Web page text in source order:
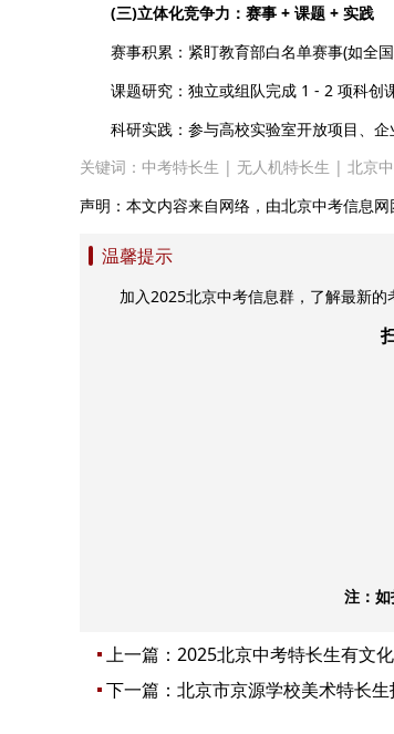
(三)立体化竞争力：赛事 + 课题 + 实践
赛事积累：紧盯教育部白名单赛事(如全国
课题研究：独立或组队完成 1 - 2 项科创
科研实践：参与高校实验室开放项目、企
关键词： 中考特长生 | 无人机特长生 | 北京
声明：本文内容来自网络，由北京中考信息
温馨提示
加入2025北京中考信息群，了解最新
注：
上一篇： 2025北京中考特长生有文
下一篇： 北京市京源学校美术特长生